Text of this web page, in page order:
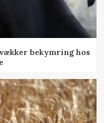
bekymring hos